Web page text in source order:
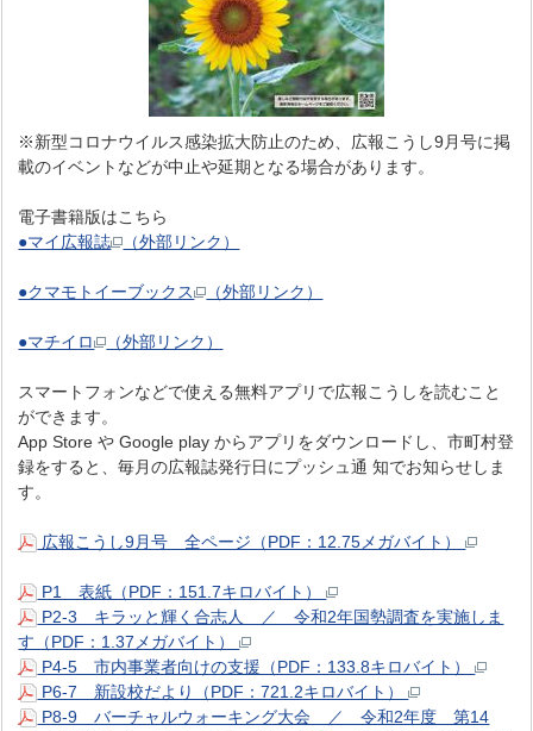
※新型コロナウイルス感染拡大防止のため、広報こうし9月号に掲
載のイベントなどが中止や延期となる場合があります。
電子書籍版はこちら
●マイ広報誌
（外部リンク）
●クマモトイーブックス （外部リンク）
●マチイロ （外部リンク）
スマートフォンなどで使える無料アプリで広報こうしを読むこと
ができます。
App Store や Google play からアプリをダウンロードし、市町村登
録をすると、毎月の広報誌発行日にプッシュ通 知でお知らせしま
す。
広報こうし9月号 全ページ（PDF：12.75メガバイト）
P1 表紙（PDF：151.7キロバイト）
P2-3 キラッと輝く合志人 ／ 令和2年国勢調査を実施しま
す（PDF：1.37メガバイト）
P4-5 市内事業者向けの支援（PDF：133.8キロバイト）
P6-7 新設校だより（PDF：721.2キロバイト）
P8-9 バーチャルウォーキング大会 ／ 令和2年度 第14